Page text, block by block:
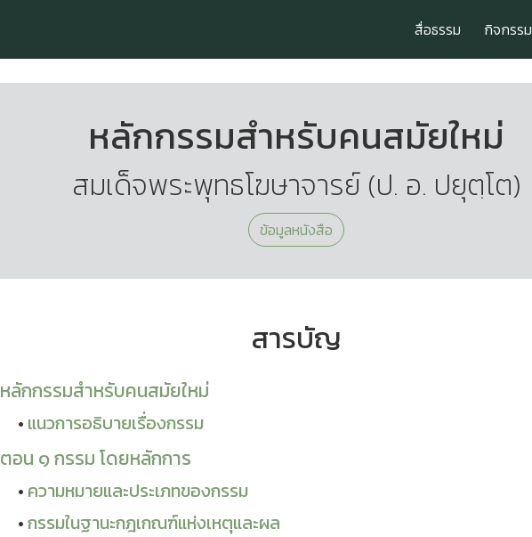
สื่อธรรม กิจกรรม
หลักกรรมสำหรับคนสมัยใหม่
สมเด็จพระพุทธโฆษาจารย์ (ป. อ. ปยุตฺโต)
ข้อมูลหนังสือ
สารบัญ
หลักกรรมสำหรับคนสมัยใหม่
แนวการอธิบายเรื่องกรรม
ตอน ๑ กรรม โดยหลักการ
ความหมายและประเภทของกรรม
กรรมในฐานะกฎเกณฑ์แห่งเหตุและผล